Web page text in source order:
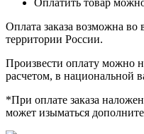
Оплата заказа возможна во
территории России.
Произвести оплату можно
расчетом, в национальной
*При оплате заказа
может изыматься